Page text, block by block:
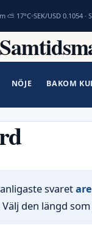
⛅ 17°C SEK/USD 0.1054 ·
NÖJE BAKOM
svaret
den längd